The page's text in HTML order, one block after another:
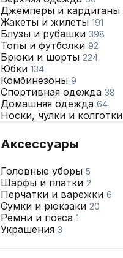
Джемперы и кардиганы
Жакеты и жилеты 191
Блузы и рубашки 398
Топы и футболки 92
Брюки и шорты 224
Юбки 134
Комбинезоны 9
Спортивная одежда 38
Домашняя одежда 64
Носки, чулки и колготки
одежда
Нижнее бельё194
Аксессуары
Головные уборы 5
Шарфы и платки 2
Перчатки и варежки 6
Сумки и рюкзаки 20
Ремни и пояса 1
Украшения 3